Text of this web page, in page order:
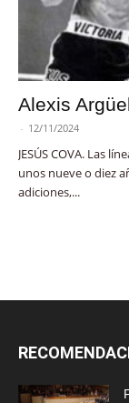
Alexis
- 12/11/2024
JESÚS COVA. Las
unos nueve o diez
adiciones,...